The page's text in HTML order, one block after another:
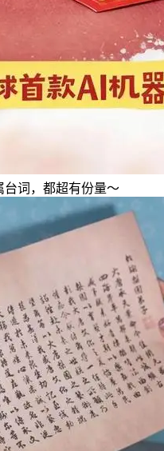
台词，都超有份量～